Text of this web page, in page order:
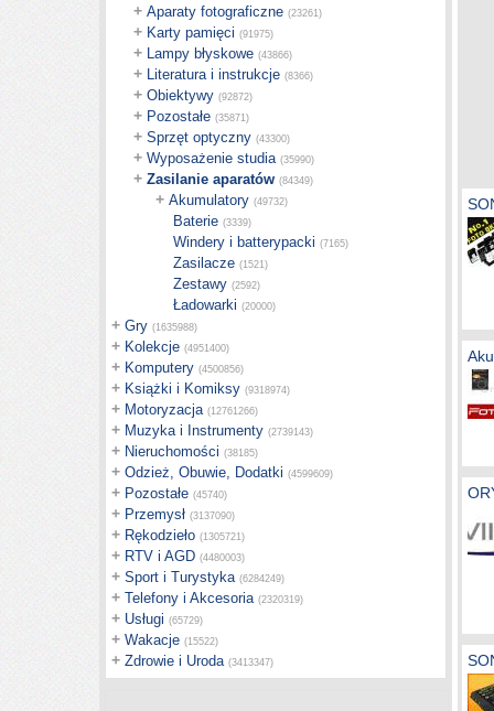
+ Aparaty fotograficzne (23261)
+ Karty pamięci (91975)
+ Lampy błyskowe (43866)
+ Literatura i instrukcje (8366)
+ Obiektywy (92872)
+ Pozostałe (35871)
+ Sprzęt optyczny (43300)
+ Wyposażenie studia (35990)
+ Zasilanie aparatów (84349)
+ Akumulatory (49732)
Baterie (3339)
Windery i batterypacki (7165)
Zasilacze (1521)
Zestawy (2592)
Ładowarki (20000)
+ Gry (1635988)
+ Kolekcje (4951400)
+ Komputery (4500856)
+ Książki i Komiksy (9318974)
+ Motoryzacja (12761266)
+ Muzyka i Instrumenty (2739143)
+ Nieruchomości (38185)
+ Odzież, Obuwie, Dodatki (4599609)
+ Pozostałe (45740)
+ Przemysł (3137090)
+ Rękodzieło (1305721)
+ RTV i AGD (4480003)
+ Sport i Turystyka (6284249)
+ Telefony i Akcesoria (2320319)
+ Usługi (65729)
+ Wakacje (15522)
+ Zdrowie i Uroda (3413347)